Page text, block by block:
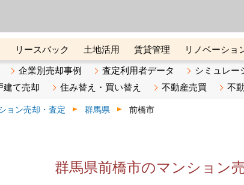
リースバック 土地活用 賃貸管理 リノベーショ
オンライン講座 リビンマガジンBiz 不動産売却
企業別売却事例 査定利用者データ
シミュレー
建て売却 住み替え・買い替え 不動産売買 不
ョン売却・査定 群馬県 前橋市
群馬県前橋市のマンション